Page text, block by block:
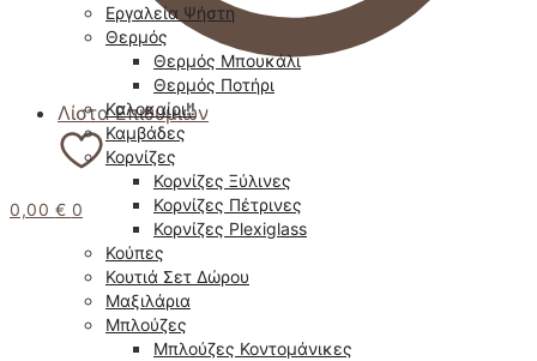
Λίστα Επιθυμιών
0,00 € 0
Εργαλεία Ψήστη
Θερμός
Θερμός Μπουκάλι
Θερμός Ποτήρι
Καλοκαίρι!!
Καμβάδες
Κορνίζες
Κορνίζες Ξύλινες
Κορνίζες Πέτρινες
Κορνίζες Plexiglass
Κούπες
Κουτιά Σετ Δώρου
Μαξιλάρια
Μπλούζες
Μπλούζες Κοντομάνικες